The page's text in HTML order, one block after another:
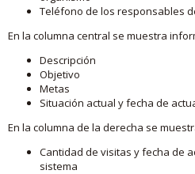
Teléfono de los responsables
En la columna central se muestra
Descripción
Objetivo
Metas
Situación actual y fecha de
En la columna de la derecha se
Cantidad de visitas y fecha de
sistema